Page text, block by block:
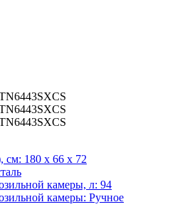
см: 180 х 66 х 72
камеры, л: 94
камеры: Ручное